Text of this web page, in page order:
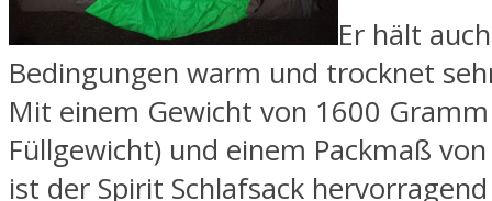
Er hält
Bedingungen warm und trocknet
Mit einem Gewicht von 1600
Füllgewicht) und einem Packmaß
ist der Spirit Schlafsack